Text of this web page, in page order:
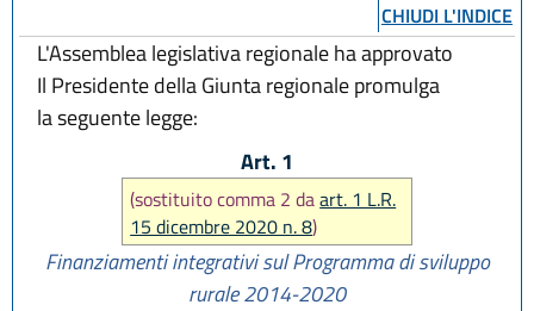
CHIUDI L'INDICE
L'Assemblea legislativa regionale ha approvato
Il Presidente della Giunta regionale promulga
la seguente legge:
Art. 1
(sostituito comma 2 daart. 1 L.R.
15 dicembre 2020 n. 8)
Finanziamenti integrativi sul Programma di sviluppo
rurale 2014-2020